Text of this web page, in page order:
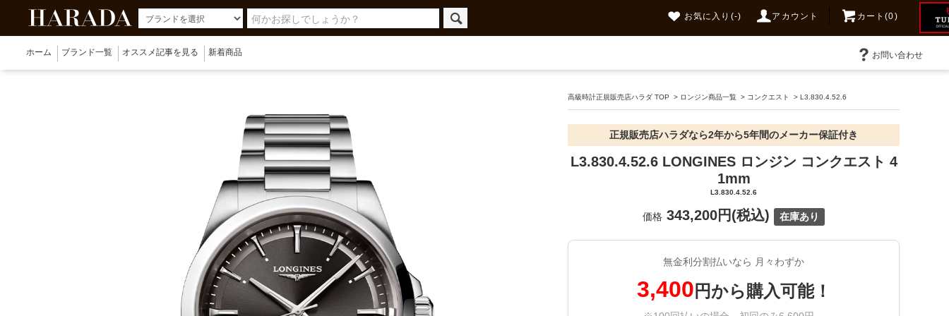
お気に入り (-) アカウント カート(0)
ホーム ブランド一覧 オススメ記事を見る 新着商品 お問い合わせ
高級時計正規販売店ハラダ TOP > ロンジン商品一覧 > コンクエスト >L3.830.4.52.6
正規販売店ハラダなら2年から5年間のメーカー保証付き
L3.830.4.52.6 LONGINES ロンジン コンクエスト 4
1mm
L3.830.4.52.6
価格 343,200円(税込) 在庫あり
無金利分割払いなら 月々わずか
3,400 円から購入可能！